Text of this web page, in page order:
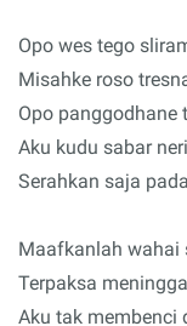
Opo wes tego
Misahke roso
Opo panggodhane
Aku kudu sabar
Serahkan saja
Maafkanlah wahai
Terpaksa
Aku tak membenci